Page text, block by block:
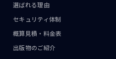
選ばれる理由
セキュリティ体制
概算見積・料金表
出版物のご紹介